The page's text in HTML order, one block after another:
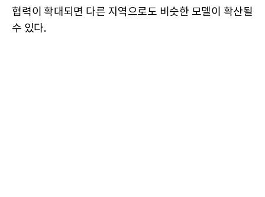
협력이 확대되면 다른 지역으로도 비슷한 모델이 확산될
수 있다.